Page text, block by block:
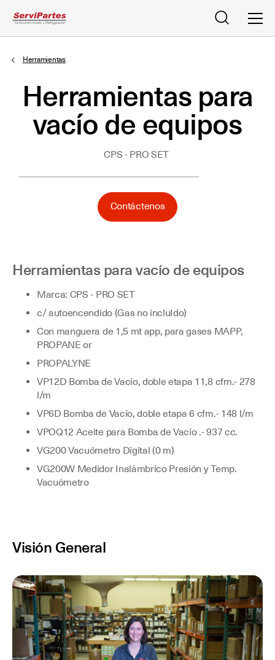
Buscar
Herramientas
Herramientas para
vacío de equipos
CPS - PRO SET
Contáctenos
Herramientas para vacío de equipos
Marca: CPS - PRO SET
c/ autoencendido (Gas no incluIdo)
Con manguera de 1,5 mt app, para gases MAPP,
PROPANE or
PROPALYNE
VP12D Bomba de Vacío, doble etapa 11,8 cfm.- 278
l/m
VP6D Bomba de Vacío, doble etapa 6 cfm.- 148 l/m
VPOQ12 Aceite para Bomba de Vacío .- 937 cc.
VG200 Vacuómetro Digital (0 m)
VG200W Medidor Inalámbrico Presión y Temp.
Vacuómetro
Visión General